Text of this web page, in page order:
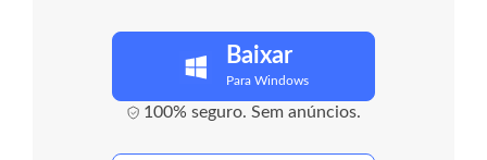
Baixar
Para Windows
100% seguro. Sem anúncios.